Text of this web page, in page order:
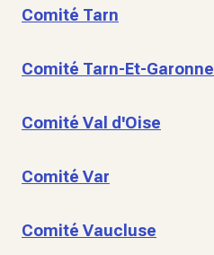
Comité Tarn
Comité Tarn-Et-Garonne
Comité Val d'Oise
Comité Var
Comité Vaucluse